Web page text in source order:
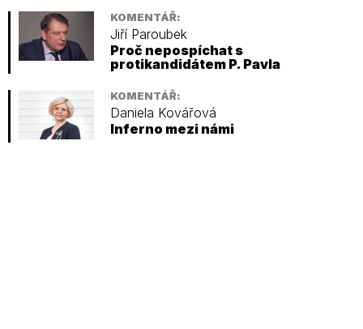
KOMENTÁŘ:
Jiří Paroubek
Proč nepospíchat s
protikandidátem P. Pavla
KOMENTÁŘ:
Daniela Kovářová
Inferno mezi námi